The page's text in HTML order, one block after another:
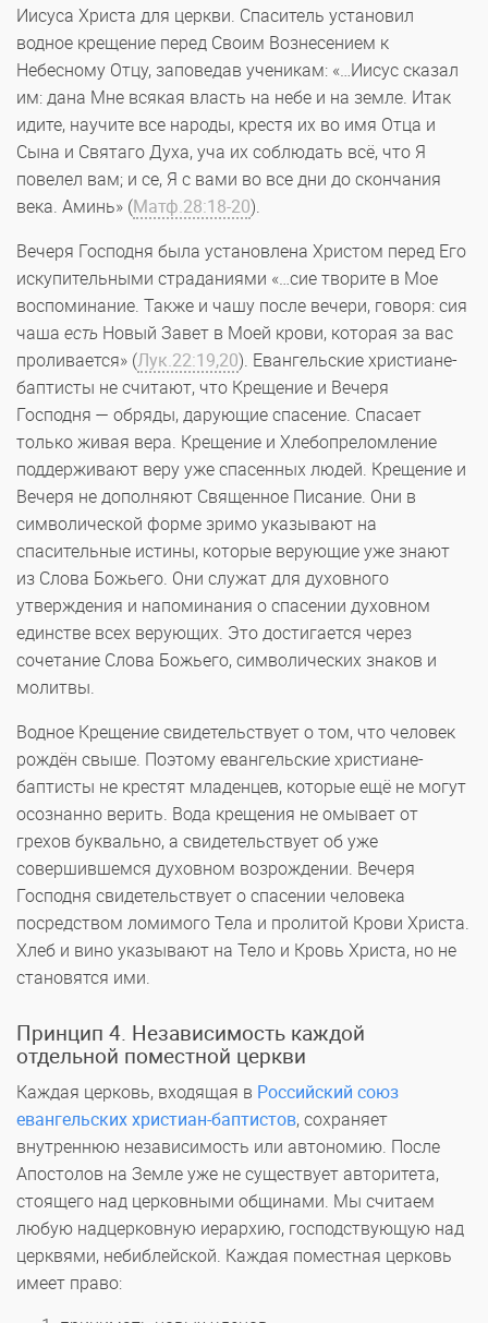
Иисуса Христа для церкви. Спаситель установил
водное крещение перед Своим Вознесением к
Небесному Отцу, заповедав ученикам: «…Иисус сказал
им: дана Мне всякая власть на небе и на земле. Итак
идите, научите все народы, крестя их во имя Отца и
Сына и Святаго Духа, уча их соблюдать всё, что Я
повелел вам; и се, Я с вами во все дни до скончания
века. Аминь» (Матф.28:18-20).
Вечеря Господня была установлена Христом перед Его
искупительными страданиями «…сие творите в Мое
воспоминание. Также и чашу после вечери, говоря: сия
чаша есть Новый Завет в Моей крови, которая за вас
проливается» (Лук.22:19,20). Евангельские христиане-
баптисты не считают, что Крещение и Вечеря
Господня — обряды, дарующие спасение. Спасает
только живая вера. Крещение и Хлебопреломление
поддерживают веру уже спасенных людей. Крещение и
Вечеря не дополняют Священное Писание. Они в
символической форме зримо указывают на
спасительные истины, которые верующие уже знают
из Слова Божьего. Они служат для духовного
утверждения и напоминания о спасении духовном
единстве всех верующих. Это достигается через
сочетание Слова Божьего, символических знаков и
молитвы.
Водное Крещение свидетельствует о том, что человек
рождён свыше. Поэтому евангельские христиане-
баптисты не крестят младенцев, которые ещё не могут
осознанно верить. Вода крещения не омывает от
грехов буквально, а свидетельствует об уже
совершившемся духовном возрождении. Вечеря
Господня свидетельствует о спасении человека
посредством ломимого Тела и пролитой Крови Христа.
Хлеб и вино указывают на Тело и Кровь Христа, но не
становятся ими.
Принцип 4. Независимость каждой
отдельной поместной церкви
Каждая церковь, входящая в Российский союз
евангельских христиан-баптистов, сохраняет
внутреннюю независимость или автономию. После
Апостолов на Земле уже не существует авторитета,
стоящего над церковными общинами. Мы считаем
любую надцерковную иерархию, господствующую над
церквями, небиблейской. Каждая поместная церковь
имеет право: